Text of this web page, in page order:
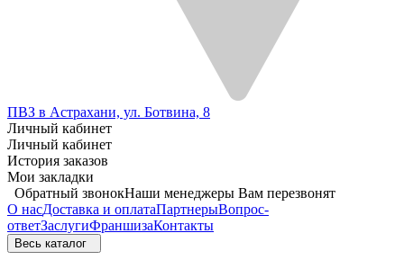
ПВЗ в Астрахани, ул. Ботвина, 8
Личный кабинет
Личный кабинет
История заказов
Мои закладки
Обратный звонокНаши менеджеры Вам перезвонят
О насДоставка и оплатаПартнерыВопрос-
ответЗаслугиФраншизаКонтакты
Весь каталог